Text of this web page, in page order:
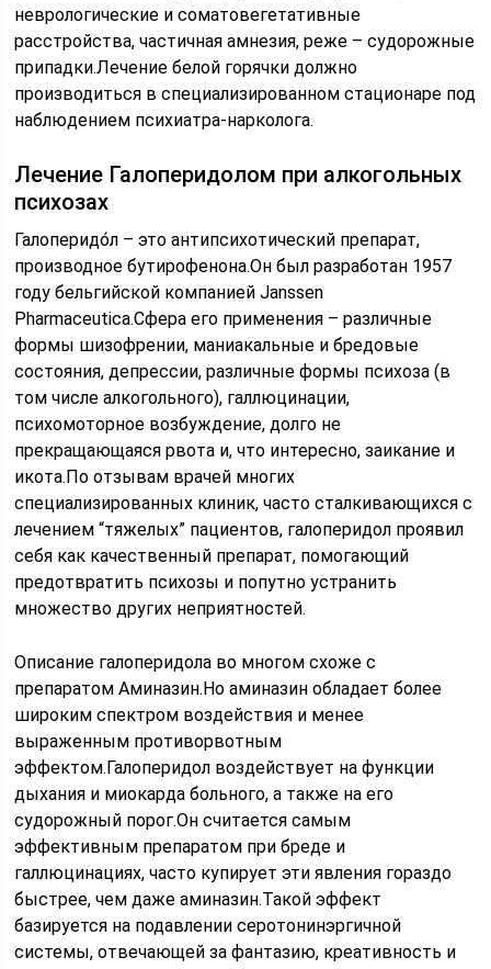
неврологические и соматовегетативные
расстройства, частичная амнезия, реже – судорожные
припадки.Лечение белой горячки должно
производиться в специализированном стационаре под
наблюдением психиатра-нарколога.
Лечение Галоперидолом при алкогольных
психозах
Галоперидо́л – это антипсихотический препарат,
производное бутирофенона.Он был разработан 1957
году бельгийской компанией Janssen
Pharmaceutica.Сфера его применения – различные
формы шизофрении, маниакальные и бредовые
состояния, депрессии, различные формы психоза (в
том числе алкогольного), галлюцинации,
психомоторное возбуждение, долго не
прекращающаяся рвота и, что интересно, заикание и
икота.По отзывам врачей многих
специализированных клиник, часто сталкивающихся с
лечением “тяжелых” пациентов, галоперидол проявил
себя как качественный препарат, помогающий
предотвратить психозы и попутно устранить
множество других неприятностей.
Описание галоперидола во многом схоже с
препаратом Аминазин.Но аминазин обладает более
широким спектром воздействия и менее
выраженным противорвотным
эффектом.Галоперидол воздействует на функции
дыхания и миокарда больного, а также на его
судорожный порог.Он считается самым
эффективным препаратом при бреде и
галлюцинациях, часто купирует эти явления гораздо
быстрее, чем даже аминазин.Такой эффект
базируется на подавлении серотонинэргичной
системы, отвечающей за фантазию, креативность и